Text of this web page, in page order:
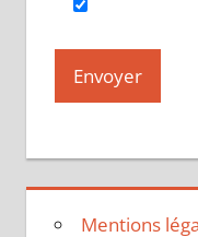
Mentions